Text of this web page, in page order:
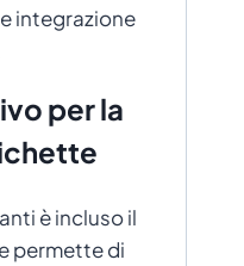
integrazione
per la
è incluso il
permette di